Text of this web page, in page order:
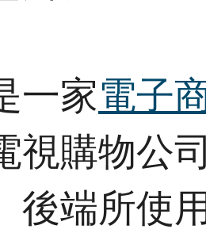
一家電子
視購物公
後端所使